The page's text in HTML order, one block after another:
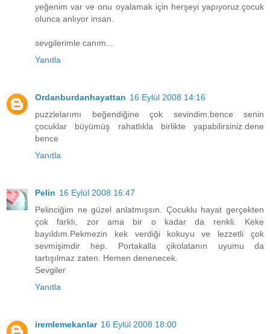
yeğenim var ve onu oyalamak için herşeyi yapıyoruz.çocuk
olunca anlıyor insan.
sevgilerimle canım...
Yanıtla
Ordanburdanhayattan 16 Eylül 2008 14:16
puzzlelarımı beğendiğine çok sevindim.bence senin
çocuklar büyümüş rahatlıkla birlikte yapabilirsiniz.dene
bence
Yanıtla
Pelin 16 Eylül 2008 16:47
Pelinciğim ne güzel anlatmışsın. Çocuklu hayat gerçekten
çok farklı, zor ama bir o kadar da renkli. Keke
bayıldım.Pekmezin kek verdiği kokuyu ve lezzetli çok
sevmişimdir hep. Portakalla çikolatanın uyumu da
tartışılmaz zaten. Hemen denenecek.
Sevgiler
Yanıtla
iremlemekanlar 16 Eylül 2008 18:00